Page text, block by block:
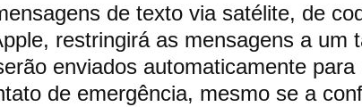
de texto via satélite, de
restringirá as mensagens a um
enviados automaticamente para
de emergência, mesmo se a